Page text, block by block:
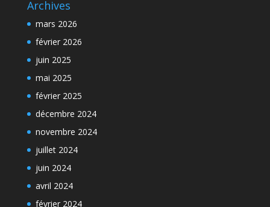
Archives
mars 2026
février 2026
juin 2025
mai 2025
février 2025
décembre 2024
novembre 2024
juillet 2024
juin 2024
avril 2024
février 2024